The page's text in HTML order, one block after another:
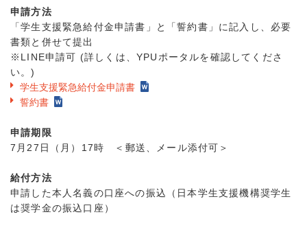
申請方法
「学生支援緊急給付金申請書」と「誓約書」に記入し、必要
書類と併せて提出
※LINE申請可 (詳しくは、YPUポータルを確認してくださ
い。)
学生支援緊急給付金申請書
誓約書
申請期限
7月27日（月）17時 ＜郵送、メール添付可＞
給付方法
申請した本人名義の口座への振込（日本学生支援機構奨学生
は奨学金の振込口座）